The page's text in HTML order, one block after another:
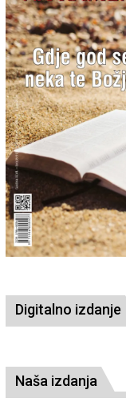
Digitalno izdanje
Naša izdanja